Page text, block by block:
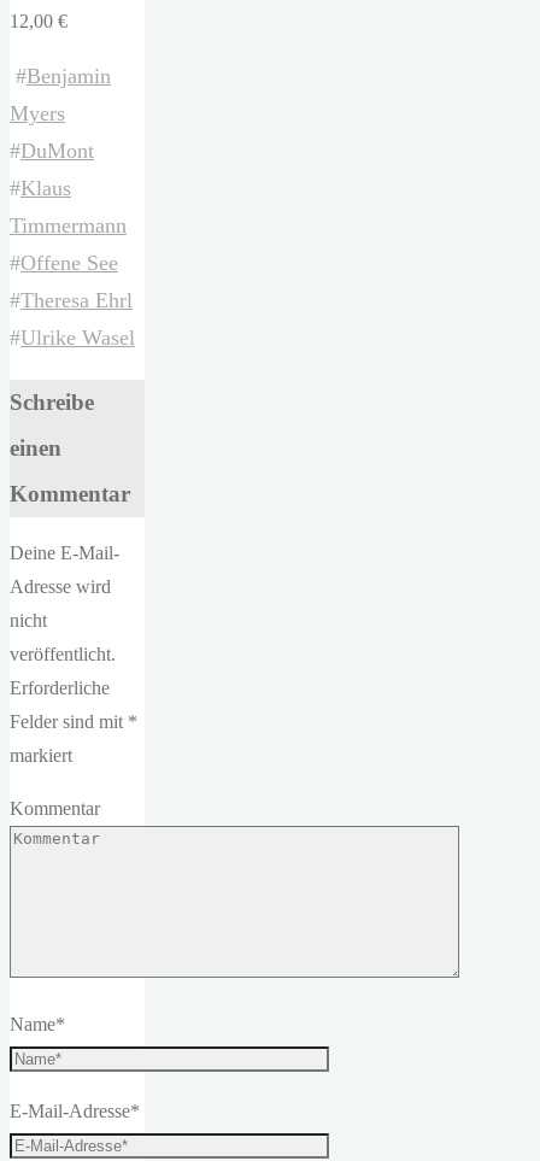
12,00 €
#Benjamin
Myers
#DuMont
#Klaus
Timmermann
#Offene See
#Theresa Ehrl
#Ulrike Wasel
Schreibe
einen
Kommentar
Deine E-Mail-
Adresse wird
nicht
veröffentlicht.
Erforderliche
Felder sind mit *
markiert
Kommentar
Name*
E-Mail-Adresse*